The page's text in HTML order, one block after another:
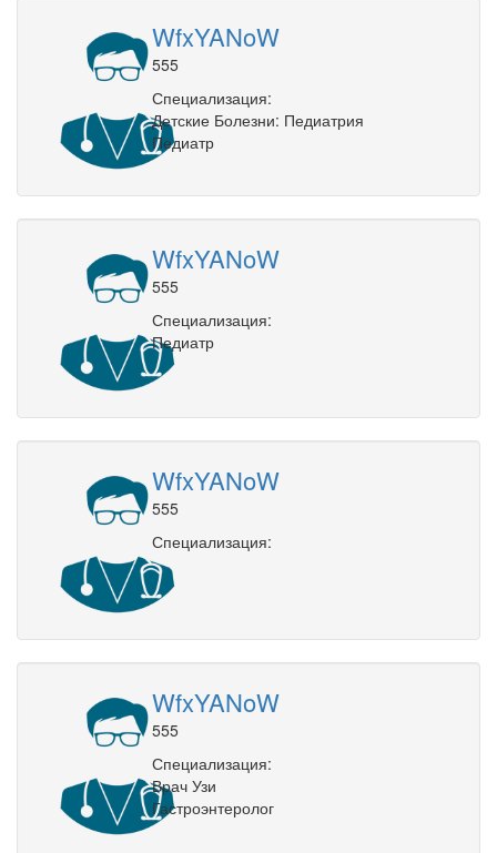
WfxYANoW
555
Специализация:
Детские Болезни: Педиатрия
Педиатр
WfxYANoW
555
Специализация:
Педиатр
WfxYANoW
555
Специализация:
WfxYANoW
555
Специализация:
Врач Узи
Гастроэнтеролог